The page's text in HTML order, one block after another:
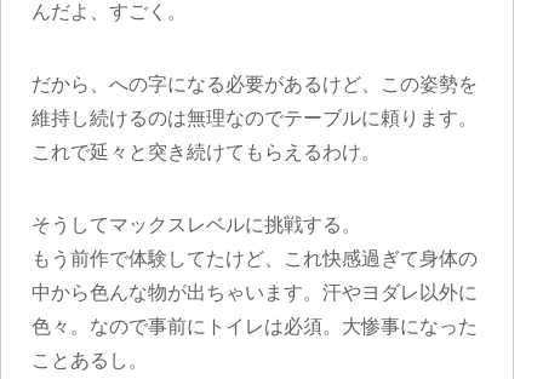
んだよ、すごく。
だから、への字になる必要があるけど、この姿勢を
維持し続けるのは無理なのでテーブルに頼ります。
これで延々と突き続けてもらえるわけ。
そうしてマックスレベルに挑戦する。
もう前作で体験してたけど、これ快感過ぎて身体の
中から色んな物が出ちゃいます。汗やヨダレ以外に
色々。なので事前にトイレは必須。大惨事になった
ことあるし。